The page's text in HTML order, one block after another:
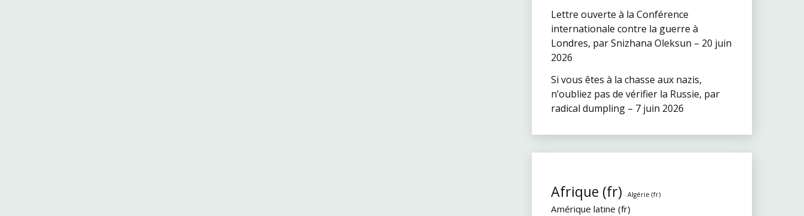
Lettre ouverte à la Conférence
internationale contre la guerre à
Londres, par Snizhana Oleksun – 20 juin
2026
Si vous êtes à la chasse aux nazis,
n’oubliez pas de vérifier la Russie, par
radical dumpling – 7 juin 2026
Afrique (fr) Algérie (fr)
Amérique latine (fr)